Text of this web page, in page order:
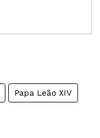
Papa Leão XIV